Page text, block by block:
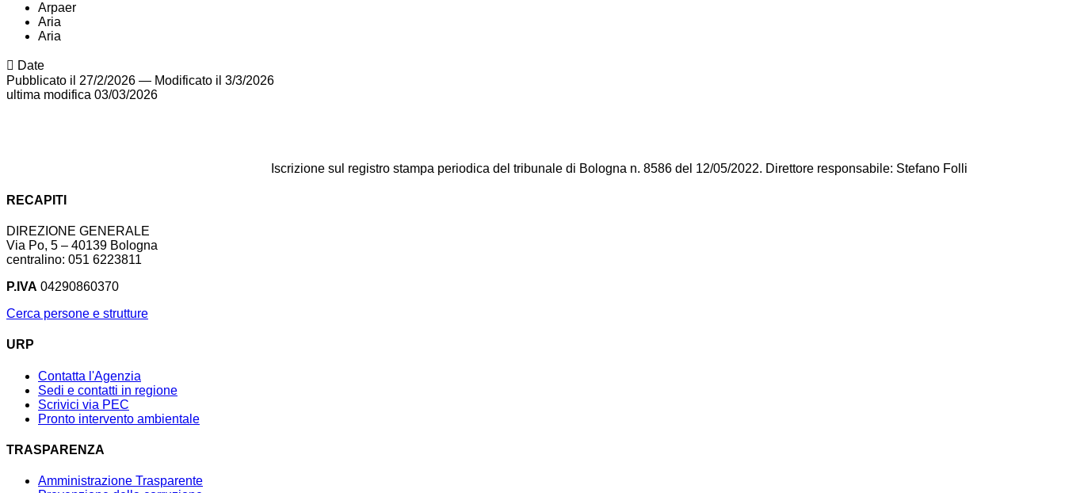
Arpaer
Aria
Aria
Date
Pubblicato il 27/2/2026 — Modificato il 3/3/2026
ultima modifica 03/03/2026
Iscrizione sul registro stampa periodica del tribunale di Bologna n. 8586 del 12/05/2022. Direttore responsabile: Stefano Folli
RECAPITI
DIREZIONE GENERALE
Via Po, 5 – 40139 Bologna
centralino: 051 6223811
P.IVA 04290860370
Cerca persone e strutture
URP
Contatta l'Agenzia
Sedi e contatti in regione
Scrivici via PEC
Pronto intervento ambientale
TRASPARENZA
Amministrazione Trasparente